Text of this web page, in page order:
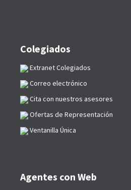
Colegiados
Extranet Colegiados
Correo electrónico
Cita con nuestros asesores
Ofertas de Representación
Ventanilla Única
Agentes con Web